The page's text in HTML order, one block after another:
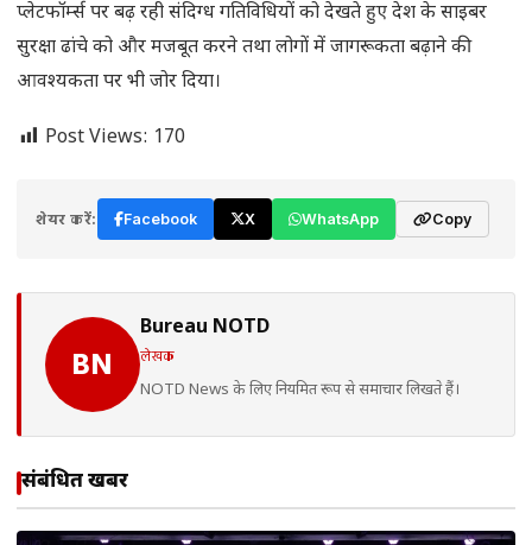
प्लेटफॉर्म्स पर बढ़ रही संदिग्ध गतिविधियों को देखते हुए देश के साइबर
सुरक्षा ढांचे को और मजबूत करने तथा लोगों में जागरूकता बढ़ाने की
आवश्यकता पर भी जोर दिया।
Post Views: 170
शेयर करें: Facebook X WhatsApp Copy
BN
Bureau NOTD
लेखक
NOTD News के लिए नियमित रूप से समाचार लिखते हैं।
संबंधित खबरें